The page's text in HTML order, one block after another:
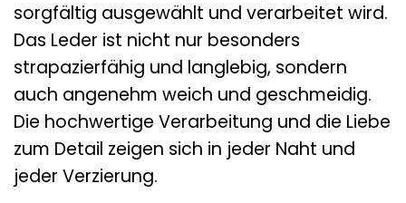
sorgfältig ausgewählt und verarbeitet wird.
Das Leder ist nicht nur besonders
strapazierfähig und langlebig, sondern
auch angenehm weich und geschmeidig.
Die hochwertige Verarbeitung und die Liebe
zum Detail zeigen sich in jeder Naht und
jeder Verzierung.